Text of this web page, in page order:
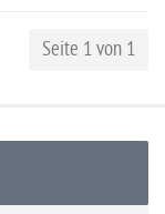
Seite 1 von 1